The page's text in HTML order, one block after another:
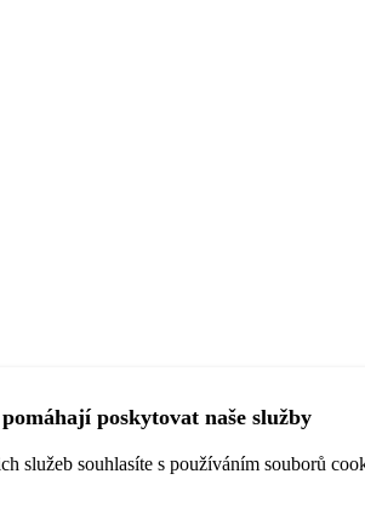
poskytovat naše služby
služeb souhlasíte s používáním souborů